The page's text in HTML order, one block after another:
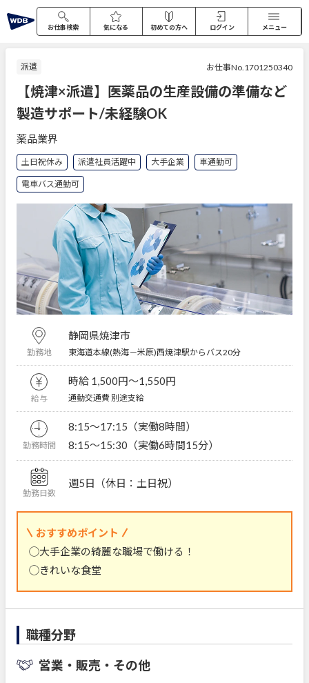
お仕事検索 気になる 初めての方へ ログイン メニュー
派遣 お仕事No.1701250340
【焼津×派遣】医薬品の生産設備の準備など
製造サポート/未経験OK
薬品業界
土日祝休み 派遣社員活躍中 大手企業 車通勤可
電車バス通勤可
勤務地
静岡県焼津市
東海道本線(熱海－米原)西焼津駅からバス20分
給与
時給 1,500円〜1,550円
通勤交通費 別途支給
勤務時間
8:15～17:15（実働8時間）
8:15～15:30（実働6時間15分）
勤務日数
週5日（休日：土日祝）
おすすめポイント
◯大手企業の綺麗な職場で働ける！
◯きれいな食堂
職種分野
営業・販売・その他